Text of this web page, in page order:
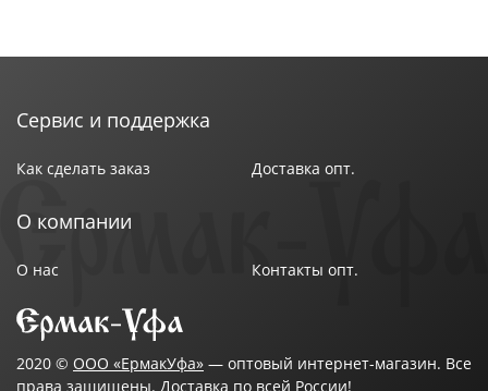
Сервис и поддержка
Как сделать заказ Доставка опт.
О компании
О нас Контакты опт.
2020 © ООО «ЕрмакУфа» — оптовый интернет-магазин. Все
права защищены. Доставка по всей России!